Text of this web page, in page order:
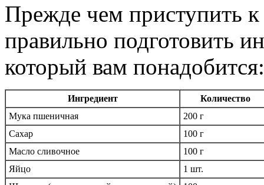
Прежде чем приступить
правильно подготовить
который вам понадобится:
Ингредиент
Количество
Мука пшеничная
200 г
Сахар
100 г
Масло сливочное
100 г
Яйцо
1 шт.